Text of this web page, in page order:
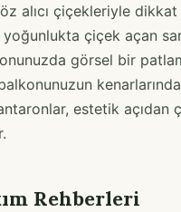
alıcı çiçekleriyle
çiçek açan
görsel bir
kenarlarında
estetik açıdan
Rehberleri